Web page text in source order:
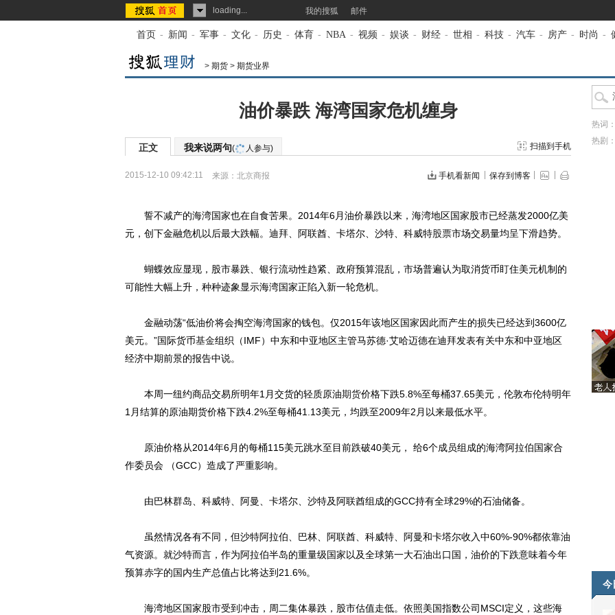
loading... 我的搜狐 邮件
首页 - 新闻 - 军事 - 文化 - 历史 - 体育 - NBA - 视频 - 娱谈 - 财经 - 世相 - 科技 - 汽车 - 房产 - 时尚 -
> 期货 > 期货业界
油价暴跌 海湾国家危机缠身
正文 我来说两句( 人参与) 扫描到手机
2015-12-10 09:42:11 来源： 北京商报 手机看新闻 保存到博客
誓不减产的海湾国家也在自食苦果。2014年6月油价暴跌以来，海湾地区国家股市已经蒸发2000亿美
元，创下金融危机以后最大跌幅。迪拜、阿联酋、卡塔尔、沙特、科威特股票市场交易量均呈下滑趋势。
蝴蝶效应显现，股市暴跌、银行流动性趋紧、政府预算混乱，市场普遍认为取消货币盯住美元机制的
可能性大幅上升，种种迹象显示海湾国家正陷入新一轮危机。
金融动荡“低油价将会掏空海湾国家的钱包。仅2015年该地区国家因此而产生的损失已经达到3600亿
美元。”国际货币基金组织（IMF）中东和中亚地区主管马苏德·艾哈迈德在迪拜发表有关中东和中亚地区
经济中期前景的报告中说。
本周一纽约商品交易所明年1月交货的轻质原油期货价格下跌5.8%至每桶37.65美元，伦敦布伦特明年
1月结算的原油期货价格下跌4.2%至每桶41.13美元，均跌至2009年2月以来最低水平。
原油价格从2014年6月的每桶115美元跳水至目前跌破40美元， 给6个成员组成的海湾阿拉伯国家合
作委员会 （GCC）造成了严重影响。
由巴林群岛、科威特、阿曼、卡塔尔、沙特及阿联酋组成的GCC持有全球29%的石油储备。
虽然情况各有不同，但沙特阿拉伯、巴林、阿联酋、科威特、阿曼和卡塔尔收入中60%-90%都依靠油
气资源。就沙特而言，作为阿拉伯半岛的重量级国家以及全球第一大石油出口国，油价的下跌意味着今年
预算赤字的国内生产总值占比将达到21.6%。
海湾地区国家股市受到冲击，周二集体暴跌，股市估值走低。依照美国指数公司MSCI定义，这些海
热词
热剧
今